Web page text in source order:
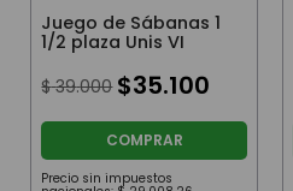
Juego de Sábanas 1
1/2 plaza Unis VI
$ 39.000 $35.100
COMPRAR
Precio sin impuestos